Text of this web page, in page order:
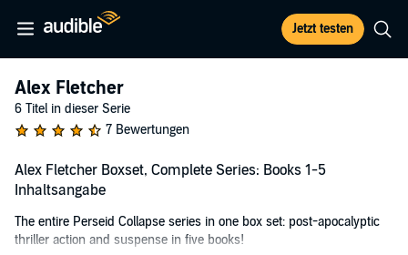
Jetzt testen
Alex Fletcher
6 Titel in dieser Serie
7 Bewertungen
Alex Fletcher Boxset, Complete Series: Books 1-5
Inhaltsangabe
The entire Perseid Collapse series in one box set: post-apocalyptic
thriller action and suspense in five books!